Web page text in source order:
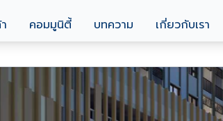
คอมมูนิตี้ บทความ เกี่ยวกับเรา